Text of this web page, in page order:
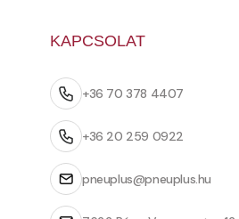
KAPCSOLAT
+36 70 378 4407
+36 20 259 0922
pneuplus@pneuplus.hu